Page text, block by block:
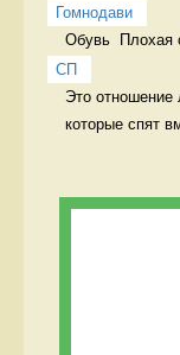
Гомнодави
Обувь  Плохая
СП
Это отношение
которые спят